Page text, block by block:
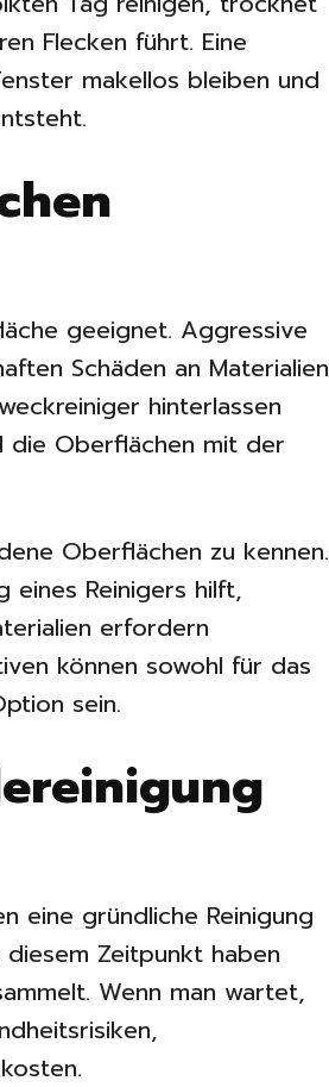
Flecken führt. Eine
makellos bleiben und
geeignet. Aggressive
Schäden an Materialien
hinterlassen
die Oberflächen mit der
Oberflächen zu kennen.
Reinigers hilft,
erfordern
können sowohl für das
sein.
eine gründliche Reinigung
Zeitpunkt haben
Wenn man wartet,